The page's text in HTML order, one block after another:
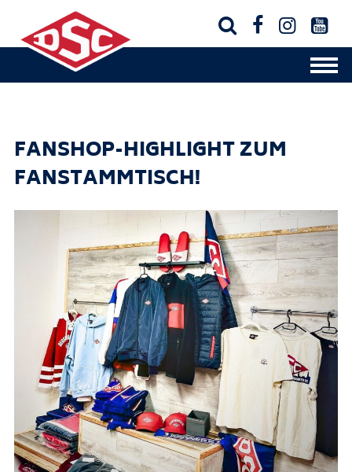
   
FANSHOP-HIGHLIGHT ZUM
FANSTAMMTISCH!